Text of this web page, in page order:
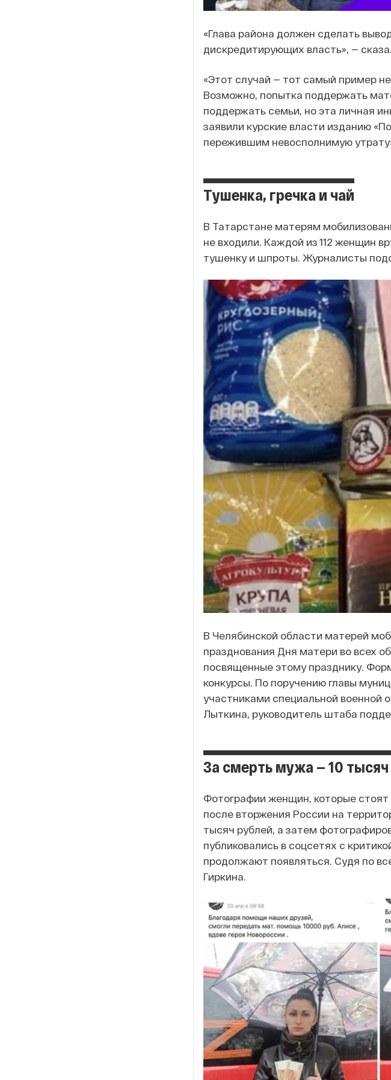
«Глава района должен сделать
дискредитирующих власть», —
«Этот случай — тот самый пример
Возможно, попытка поддержать
поддержать семьи, но эта личная
заявили курские власти изданию
пережившим невосполнимую
Тушенка, гречка и чай
В Татарстане матерям
не входили. Каждой из 112 женщин
тушенку и шпроты. Журналисты
В Челябинской области матерей
празднования Дня матери во всех
посвященные этому празднику.
конкурсы. По поручению главы
участниками специальной военной
Лыткина, руководитель штаба
За смерть мужа — 10
Фотографии женщин, которые стоят
после вторжения России на
тысяч рублей, а затем
публиковались в соцсетях с
продолжают появляться. Судя по
Гиркина.